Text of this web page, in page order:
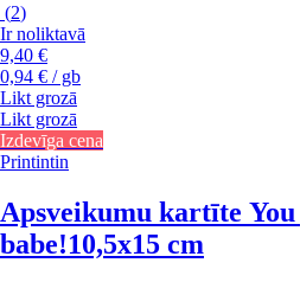
(2)
Ir noliktavā
9,40 €
0,94 € / gb
Likt grozā
Likt grozā
Izdevīga cena
Printintin
Apsveikumu kartīte
babe!10,5x15 cm